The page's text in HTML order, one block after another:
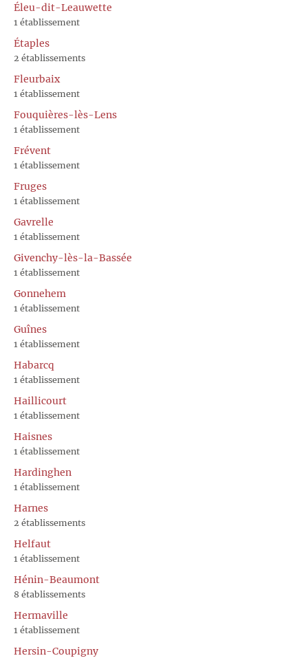
Éleu-dit-Leauwette
1 établissement
Étaples
2 établissements
Fleurbaix
1 établissement
Fouquières-lès-Lens
1 établissement
Frévent
1 établissement
Fruges
1 établissement
Gavrelle
1 établissement
Givenchy-lès-la-Bassée
1 établissement
Gonnehem
1 établissement
Guînes
1 établissement
Habarcq
1 établissement
Haillicourt
1 établissement
Haisnes
1 établissement
Hardinghen
1 établissement
Harnes
2 établissements
Helfaut
1 établissement
Hénin-Beaumont
8 établissements
Hermaville
1 établissement
Hersin-Coupigny